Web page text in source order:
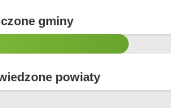
gminy
powiaty